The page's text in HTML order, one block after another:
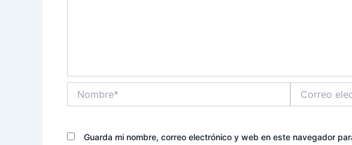
electrónico*
Guarda mi nombre, correo electrónico y web en este navegador